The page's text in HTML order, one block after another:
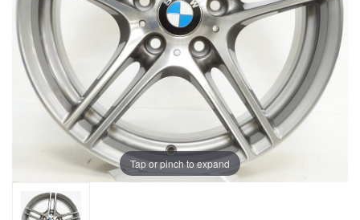
Tap or pinch to expand